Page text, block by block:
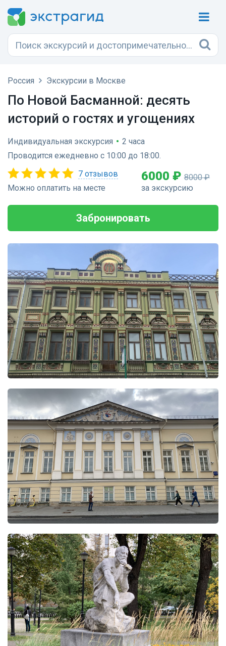
Россия Экскурсии в Москве
По Новой Басманной: десять
историй о гостях и угощениях
Индивидуальная экскурсия • 2 часа
Проводится ежедневно с 10:00 до 18:00.
7 отзывов
Можно оплатить на месте
6000 ₽ 8000 ₽
за экскурсию
Забронировать